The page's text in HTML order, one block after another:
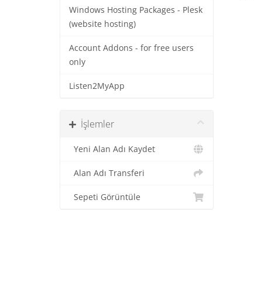
Windows Hosting Packages - Plesk
(website hosting)
Account Addons - for free users
only
Listen2MyApp
İşlemler
Yeni Alan Adı Kaydet
Alan Adı Transferi
Sepeti Görüntüle